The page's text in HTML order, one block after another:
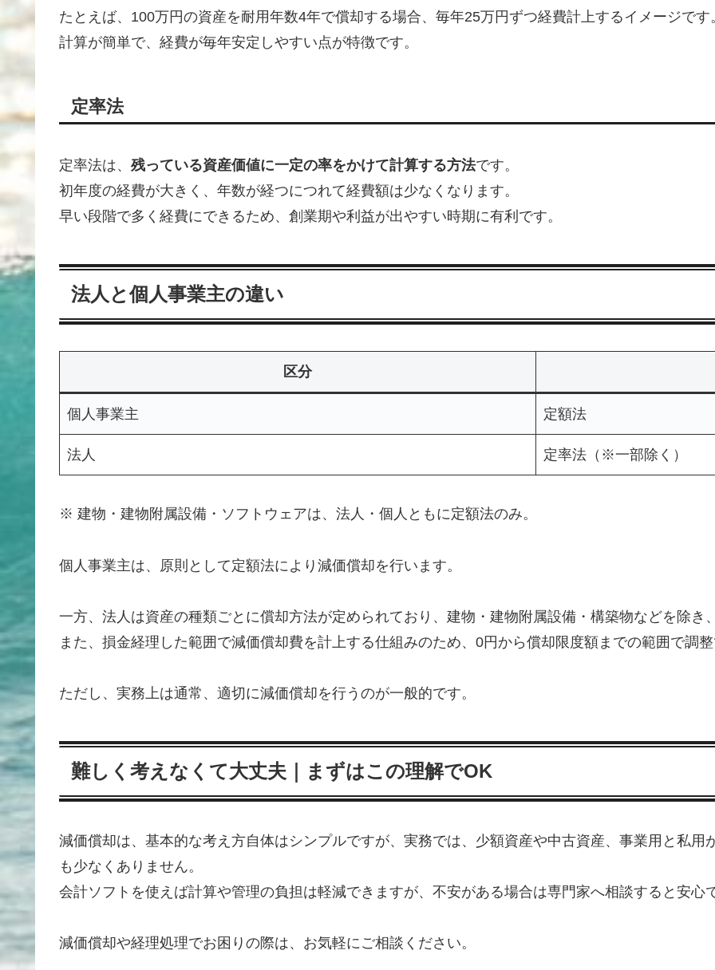
たとえば、100万円の資産を耐用年数4年で償却する場合、毎年25万円ずつ経費計上するイメージです
計算が簡単で、経費が毎年安定しやすい点が特徴です。
定率法
定率法は、 残っている資産価値に一定の率をかけて計算する方法です。
初年度の経費が大きく、年数が経つにつれて経費額は少なくなります。
早い段階で多く経費にできるため、創業期や利益が出やすい時期に有利です。
法人と個人事業主の違い
区分
個人事業主 定額法
法人 定率法（※一部除く）
※ 建物・建物附属設備・ソフトウェアは、法人・個人ともに定額法のみ。
個人事業主は、原則として定額法により減価償却を行います。
一方、法人は資産の種類ごとに償却方法が定められており、建物・建物附属設備・構築物などを除き
また、損金経理した範囲で減価償却費を計上する仕組みのため、0円から償却限度額までの範囲で調
ただし、実務上は通常、適切に減価償却を行うのが一般的です。
難しく考えなくて大丈夫｜まずはこの理解でOK
減価償却は、基本的な考え方自体はシンプルですが、実務では、少額資産や中古資産、事業用と私
も少なくありません。
会計ソフトを使えば計算や管理の負担は軽減できますが、不安がある場合は専門家へ相談すると安心
減価償却や経理処理でお困りの際は、お気軽にご相談ください。